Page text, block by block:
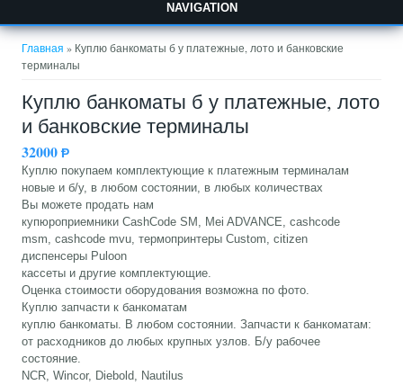
NAVIGATION
Вы здесь
Главная » Куплю банкоматы б у платежные, лото и банковские
терминалы
Куплю банкоматы б у платежные, лото
и банковские терминалы
32000Ᵽ
Куплю покупаем комплектующие к платежным терминалам
новые и б/у, в любом состоянии, в любых количествах
Вы можете продать нам
купюроприемники CashCode SM, Mei ADVANCE, cashcode
msm, cashcode mvu, термопринтеры Custom, citizen
диспенсеры Puloon
кассеты и другие комплектующие.
Оценка стоимости оборудования возможна по фото.
Куплю запчасти к банкоматам
куплю банкоматы. В любом состоянии. Запчасти к банкоматам:
от расходников до любых крупных узлов. Б/у рабочее
состояние.
NCR, Wincor, Diebold, Nautilus